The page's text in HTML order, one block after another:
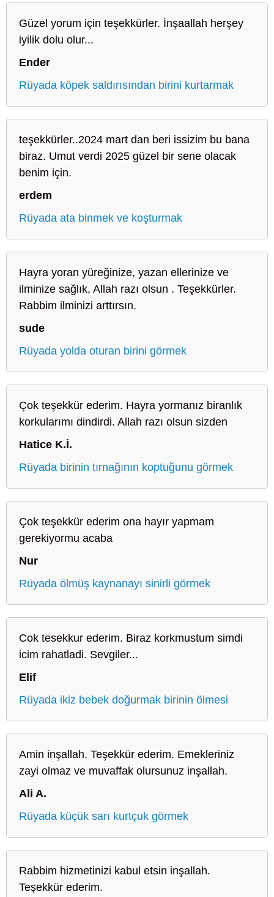
Güzel yorum için teşekkürler. İnşaallah herşey
iyilik dolu olur...
Ender
Rüyada köpek saldırısından birini kurtarmak
teşekkürler..2024 mart dan beri issizim bu bana
biraz. Umut verdi 2025 güzel bir sene olacak
benim için.
erdem
Rüyada ata binmek ve koşturmak
Hayra yoran yüreğinize, yazan ellerinize ve
ilminize sağlık, Allah razı olsun . Teşekkürler.
Rabbim ilminizi arttırsın.
sude
Rüyada yolda oturan birini görmek
Çok teşekkür ederim. Hayra yormanız biranlık
korkularımı dindirdi. Allah razı olsun sizden
Hatice K.İ.
Rüyada birinin tırnağının koptuğunu görmek
Çok teşekkür ederim ona hayır yapmam
gerekiyormu acaba
Nur
Rüyada ölmüş kaynanayı sinirli görmek
Cok tesekkur ederim. Biraz korkmustum simdi
icim rahatladi. Sevgiler...
Elif
Rüyada ikiz bebek doğurmak birinin ölmesi
Amin inşallah. Teşekkür ederim. Emekleriniz
zayi olmaz ve muvaffak olursunuz inşallah.
Ali A.
Rüyada küçük sarı kurtçuk görmek
Rabbim hizmetinizi kabul etsin inşallah.
Teşekkür ederim.